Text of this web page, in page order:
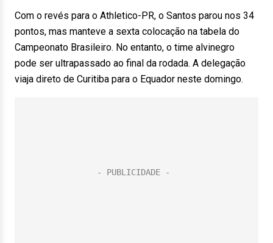
Com o revés para o Athletico-PR, o Santos parou nos 34
pontos, mas manteve a sexta colocação na tabela do
Campeonato Brasileiro. No entanto, o time alvinegro
pode ser ultrapassado ao final da rodada. A delegação
viaja direto de Curitiba para o Equador neste domingo.